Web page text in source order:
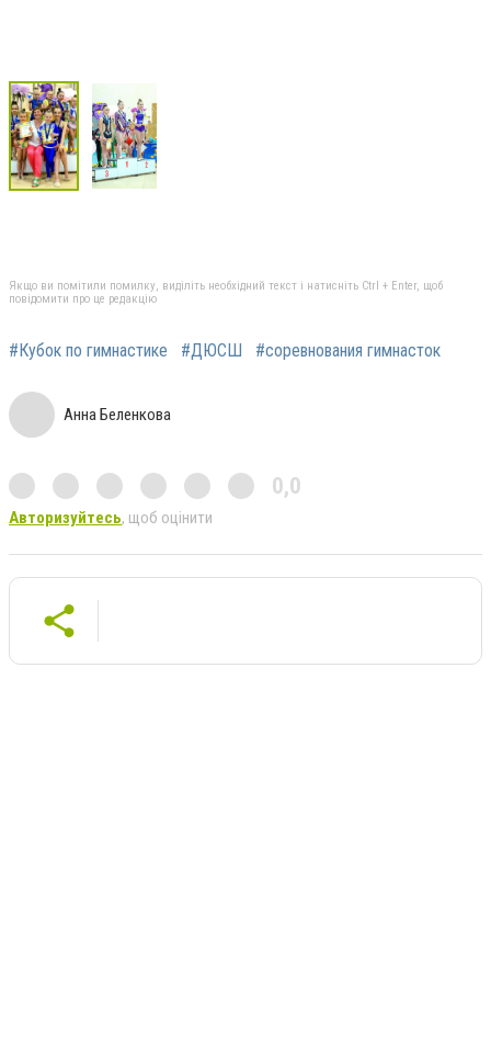
Якщо ви помітили помилку, виділіть необхідний текст і натисніть Ctrl + Enter, щоб
повідомити про це редакцію
#Кубок по гимнастике #ДЮСШ #соревнования гимнасток
Анна Беленкова
0,0
Авторизуйтесь, щоб оцінити